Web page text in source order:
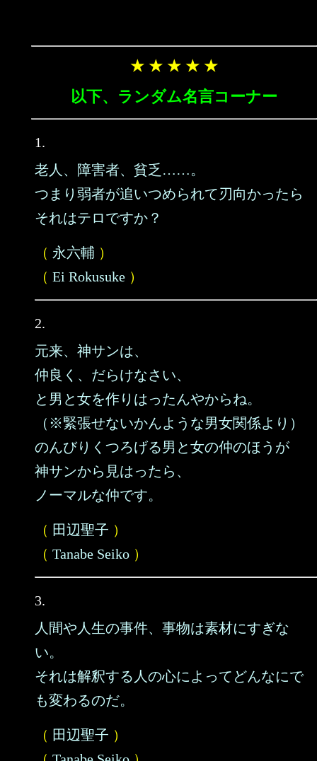
★ ★ ★ ★ ★
以下、ランダム名言コーナー
1.
老人、障害者、貧乏……。
つまり弱者が追いつめられて刃向かったら
それはテロですか？
（ 永六輔 ）
（ Ei Rokusuke ）
2.
元来、神サンは、
仲良く、だらけなさい、
と男と女を作りはったんやからね。
（※緊張せないかんような男女関係より）
のんびりくつろげる男と女の仲のほうが
神サンから見はったら、
ノーマルな仲です。
（ 田辺聖子 ）
（ Tanabe Seiko ）
3.
人間や人生の事件、事物は素材にすぎな
い。
それは解釈する人の心によってどんなにで
も変わるのだ。
（ 田辺聖子 ）